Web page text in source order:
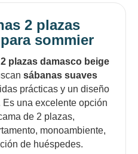
2 plazas
sommier
plazas damasco beige
sábanas suaves
prácticas y un diseño
una excelente opción
de 2 plazas,
monoambiente,
de huéspedes.